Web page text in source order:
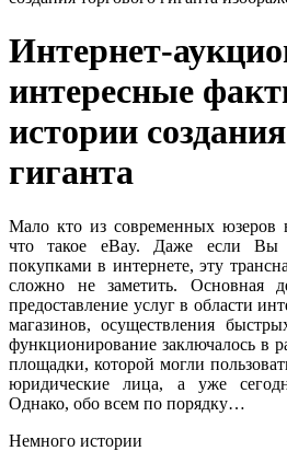
Интернет-
интересные
истории
гиганта
Мало кто из современных юзеров
что такое eBay. Даже если Вы
покупками в интернете, эту
сложно не заметить. Основная
предоставление услуг в области
магазинов, осуществления
функционирование заключалось в
площадки, которой могли
юридические лица, а уже
Однако, обо всем по порядку…
Немного истории